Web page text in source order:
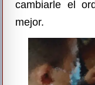
cambiarle el
mejor.